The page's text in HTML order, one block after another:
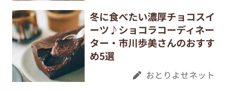
冬に食べたい濃厚チョコスイ
ーツ♪ショコラコーディネー
ター・市川歩美さんのおすす
め5選
おとりよせネット